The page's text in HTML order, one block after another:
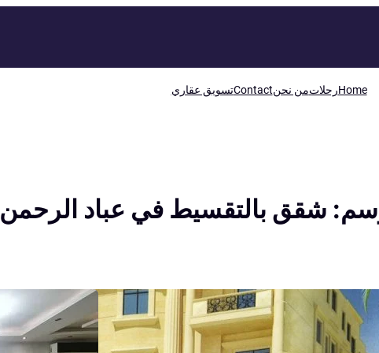
Homeرحلاتمن نحنContactتسويق عقاري
شقق بالتقسيط في عباد الرحمن